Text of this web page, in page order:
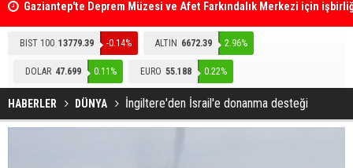
protokolü imzalandı
BIST 100 13779.39 -0.14% ALTIN 6672.39 2.96%
DOLAR 47.699 0.11% EURO 55.188 0.22%
HABERLER DÜNYA İngiltere'den İsrail'e donanma desteği